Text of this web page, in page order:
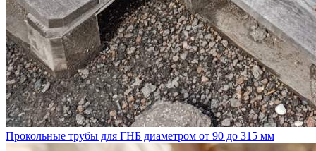
Прокольные трубы для ГНБ диаметром от 90 до 315 мм